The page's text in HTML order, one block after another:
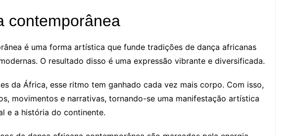
contemporânea
é uma forma artística que funde tradições de dança africanas
O resultado disso é uma expressão vibrante e diversificada.
da África, esse ritmo tem ganhado cada vez mais corpo. Com isso,
movimentos e narrativas, tornando-se uma manifestação artística
e a história do continente.